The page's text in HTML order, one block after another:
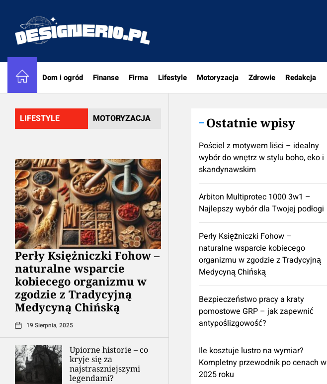
content
Dom i ogród Finanse Firma Lifestyle Motoryzacja Zdrowie Redakcja
LIFESTYLE MOTORYZACJA
Perły Księżniczki Fohow –
naturalne wsparcie
kobiecego organizmu w
zgodzie z Tradycyjną
Medycyną Chińską
19 Sierpnia, 2025
Upiorne historie – co
kryje się za
najstraszniejszymi
legendami?
Ostatnie wpisy
Pościel z motywem liści – idealny
wybór do wnętrz w stylu boho, eko i
skandynawskim
Arbiton Multiprotec 1000 3w1 –
Najlepszy wybór dla Twojej podłogi
Perły Księżniczki Fohow –
naturalne wsparcie kobiecego
organizmu w zgodzie z Tradycyjną
Medycyną Chińską
Bezpieczeństwo pracy a kraty
pomostowe GRP – jak zapewnić
antypoślizgowość?
Ile kosztuje lustro na wymiar?
Kompletny przewodnik po cenach w
2025 roku